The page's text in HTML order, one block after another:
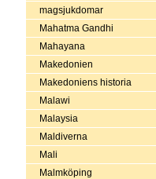
magsjukdomar
Mahatma Gandhi
Mahayana
Makedonien
Makedoniens historia
Malawi
Malaysia
Maldiverna
Mali
Malmköping